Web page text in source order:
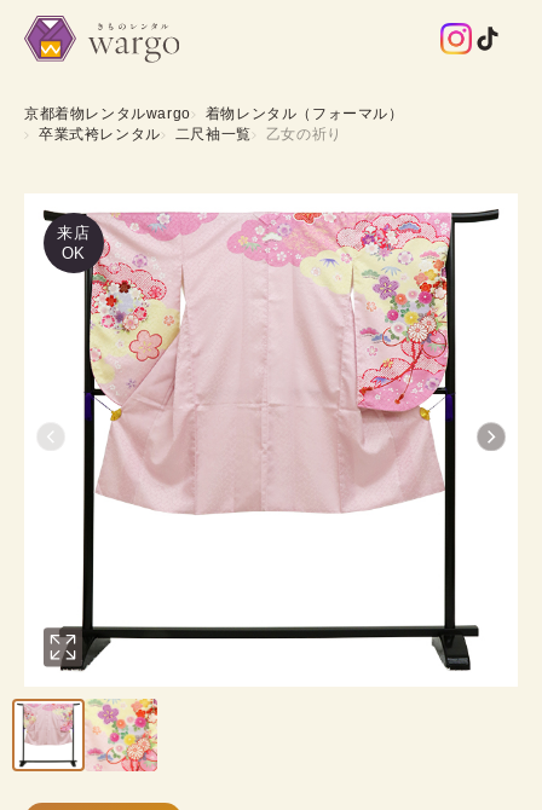
京都着物レンタルwargo
着物レンタル（フォーマル）
卒業式袴レンタル
二尺袖一覧 乙女の祈り
来店
OK